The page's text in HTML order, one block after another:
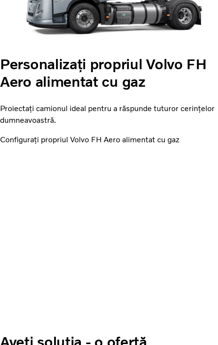
Personalizați propriul Volvo FH
Aero alimentat cu gaz
Proiectați camionul ideal pentru a răspunde tuturor cerințelor
dumneavoastră.
Configurați propriul Volvo FH Aero alimentat cu gaz